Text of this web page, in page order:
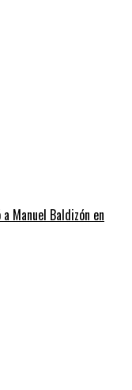
Manuel Baldizón en